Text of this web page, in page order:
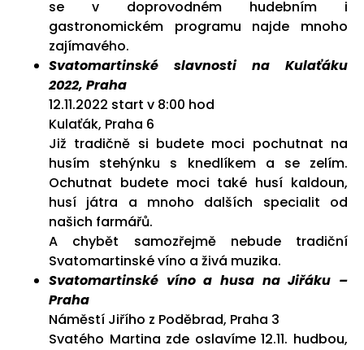
se v doprovodném hudebním i
gastronomickém programu najde mnoho
zajímavého.
Svatomartinské slavnosti na Kulaťáku
2022, Praha
12.11.2022 start v 8:00 hod
Kulaťák, Praha 6
Již tradičně si budete moci pochutnat na
husím stehýnku s knedlíkem a se zelím.
Ochutnat budete moci také husí kaldoun,
husí játra a mnoho dalších specialit od
našich farmářů.
A chybět samozřejmě nebude tradiční
Svatomartinské víno a živá muzika.
Svatomartinské víno a husa na Jiřáku –
Praha
Náměstí Jiřího z Poděbrad, Praha 3
Svatého Martina zde oslavíme 12.11. hudbou,